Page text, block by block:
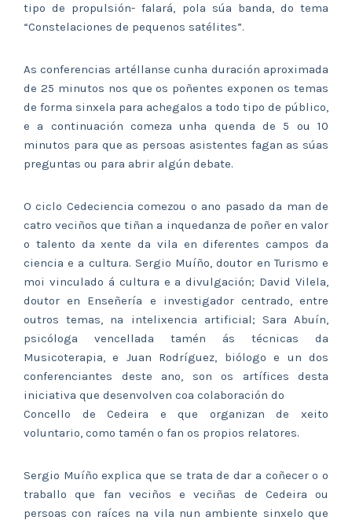
tipo de propulsión- falará, pola súa banda, do tema
“Constelaciones de pequenos satélites”.
As conferencias artéllanse cunha duración aproximada
de 25 minutos nos que os poñentes exponen os temas
de forma sinxela para achegalos a todo tipo de público,
e a continuación comeza unha quenda de 5 ou 10
minutos para que as persoas asistentes fagan as súas
preguntas ou para abrir algún debate.
O ciclo Cedeciencia comezou o ano pasado da man de
catro veciños que tiñan a inquedanza de poñer en valor
o talento da xente da vila en diferentes campos da
ciencia e a cultura. Sergio Muíño, doutor en Turismo e
moi vinculado á cultura e a divulgación; David Vilela,
doutor en Enseñería e investigador centrado, entre
outros temas, na intelixencia artificial; Sara Abuín,
psicóloga vencellada tamén ás técnicas da
Musicoterapia, e Juan Rodríguez, biólogo e un dos
conferenciantes deste ano, son os artífices desta
iniciativa que desenvolven coa colaboración do
Concello de Cedeira e que organizan de xeito
voluntario, como tamén o fan os propios relatores.
Sergio Muíño explica que se trata de dar a coñecer o o
traballo que fan veciños e veciñas de Cedeira ou
persoas con raíces na vila nun ambiente sinxelo que